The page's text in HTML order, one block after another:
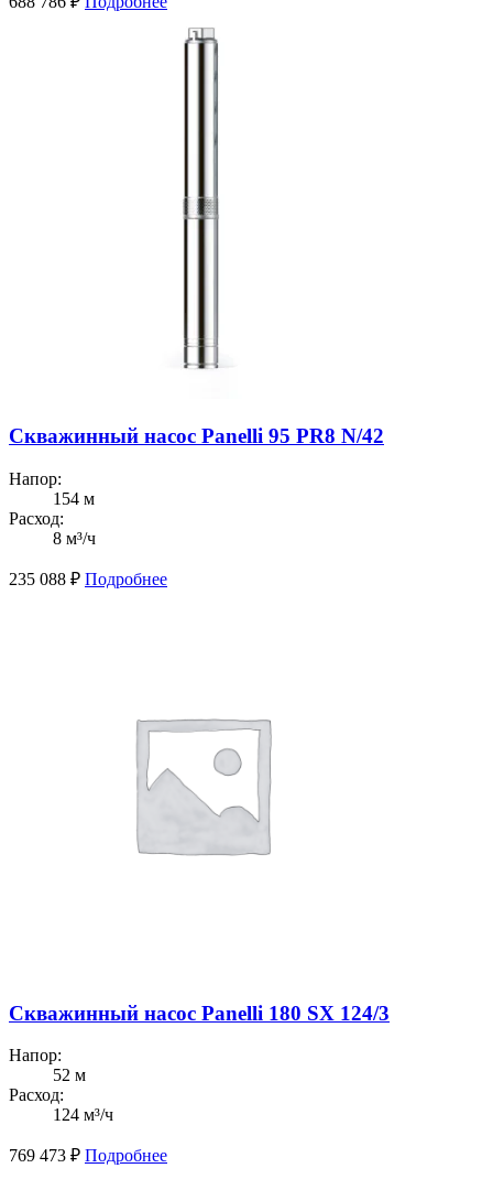
Скважинный насос Panelli 95 PR8 N/42
Напор:
154 м
Расход:
8 м³/ч
235 088 ₽ Подробнее
Скважинный насос Panelli 180 SX 124/3
Напор:
52 м
Расход:
124 м³/ч
769 473 ₽ Подробнее